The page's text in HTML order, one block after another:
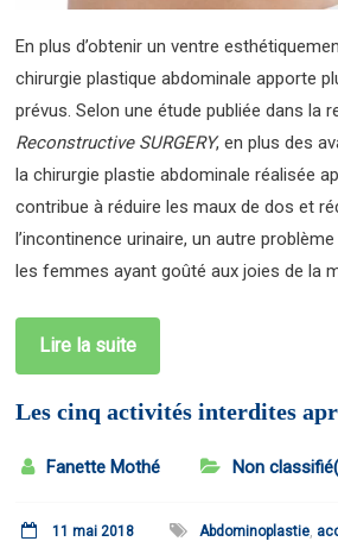
En plus d’obtenir un ventre
chirurgie plastique abdominale apporte
prévus. Selon une étude publiée dans la
Reconstructive SURGERY, en plus des
la chirurgie plastie abdominale réalisée
contribue à réduire les maux de dos et
l’incontinence urinaire, un autre
les femmes ayant goûté aux joies de la
Lire la suite
Les cinq activités interdites
Fanette Mothé Non
11 mai 2018 Abdominoplastie,